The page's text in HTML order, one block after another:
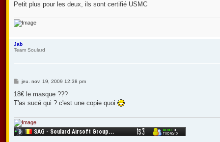
Petit plus pour les deux, ils sont certifié USMC
Jab
Team Soulard
M
s
a
jeu. nov. 19, 2009 12:38 pm
18€ le masque ???
T'as sucé qui ? c'est une copie quoi